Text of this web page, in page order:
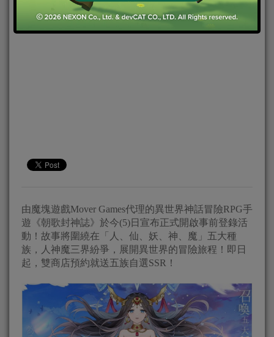
由魔塊遊戲Mover Games代理的異世界神話冒險RPG手
遊《朝歌封神誌》於今(5)日宣布正式開啟事前登錄活
動！故事將圍繞在「人、仙、妖、神、魔」五大種
族，人神魔三界紛爭，展開異世界的冒險旅程！即日
起，雙商店預約就送五族自選SSR！